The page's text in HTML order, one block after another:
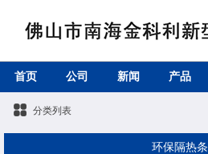
首页 公司 新闻 产品
分类列表
环保隔热条